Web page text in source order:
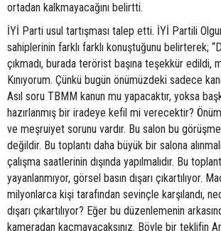
ortadan kalkmayacağını belirtti.
İYİ Parti usul tartışması talep etti. İYİ Partili
sahiplerinin farklı farklı konuştuğunu belirterek;
çıkmadı, burada terörist başına teşekkür edildi,
Kınıyorum. Çünkü bugün önümüzdeki sadece
Asıl soru TBMM kanun mu yapacaktır, yoksa
hazırlanmış bir iradeye kefil mi verecektir?
ve meşruiyet sorunu vardır. Bu salon bu
değildir. Bu toplantı daha büyük bir salona
çalışma saatlerinin dışında yapılmalıdır. Bu
yayanlanmıyor, görsel basın dışarı çıkartılıyor.
milyonlarca kişi tarafından sevinçle karşılandı,
dışarı çıkartılıyor? Eğer bu düzenlemenin
kameradan kaçmayacaksınız. Böyle bir teklifin